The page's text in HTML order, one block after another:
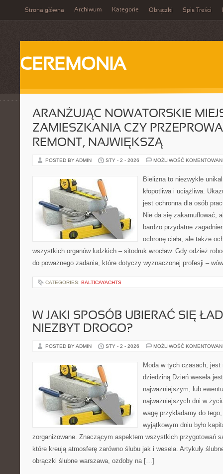
Strona główna Archiwum Kategorie Obrączki Spis Treści
CEREMONIA
ARANŻUJĄC NOWATORSKIE
ZAMIESZKANIA CZY
REMONT, NAJWIĘKSZĄ
POSTED BY ADMIN STY - 2 - 2026 MOŻLIWOŚĆ
Bielizna to niezwykle
kłopotliwa i uciążliwa.
jest ochronna dla osób
Nie da się zakamuflować,
bardzo przydatne
ochronę ciała, ale także
wszystkich organów ludzkich – sitodruk wrocław. Gdy odzież
do poważnego zadania, które dotyczy wyznaczonej profesji –
CATEGORIES: BALTICAYACHTS
W JAKI SPOSÓB UBIERAĆ SIĘ
NIEZBYT DROGO?
POSTED BY ADMIN STY - 2 - 2026 MOŻLIWOŚĆ
Moda w tych czasach, jest
dziedziną Dzień wesela
najważniejszym, lub
najważniejszych dni w
wagę przykładamy do
wyjątkowym dniu było
zorganizowane. Znaczącym aspektem wszystkich przygotowań
które kreują atmosferę zarówno ślubu jak i wesela. Artykuły
obrączki ślubne warszawa, ozdoby na […]